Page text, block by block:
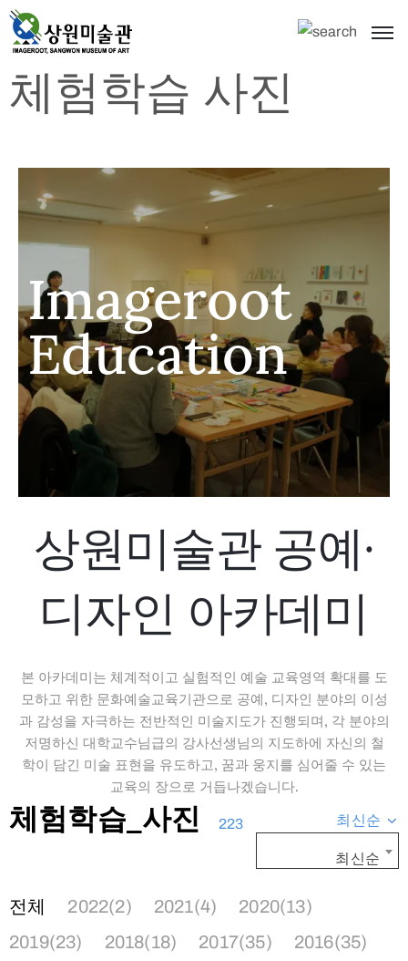
체험학습 사진
Imageroot
Education
상원미술관 공예·
디자인 아카데미
본 아카데미는 체계적이고 실험적인 예술 교육영역 확대를 도
모하고 위한 문화예술교육기관으로 공예, 디자인 분야의 이성
과 감성을 자극하는 전반적인 미술지도가 진행되며, 각 분야의
저명하신 대학교수님급의 강사선생님의 지도하에 자신의 철
학이 담긴 미술 표현을 유도하고, 꿈과 웅지를 심어줄 수 있는
교육의 장으로 거듭나겠습니다.
체험학습_사진 223 최신순
최신순
전체 2022(2) 2021(4)
2020(13)
2019(23)
2018(18) 2017(35)
2016(35)